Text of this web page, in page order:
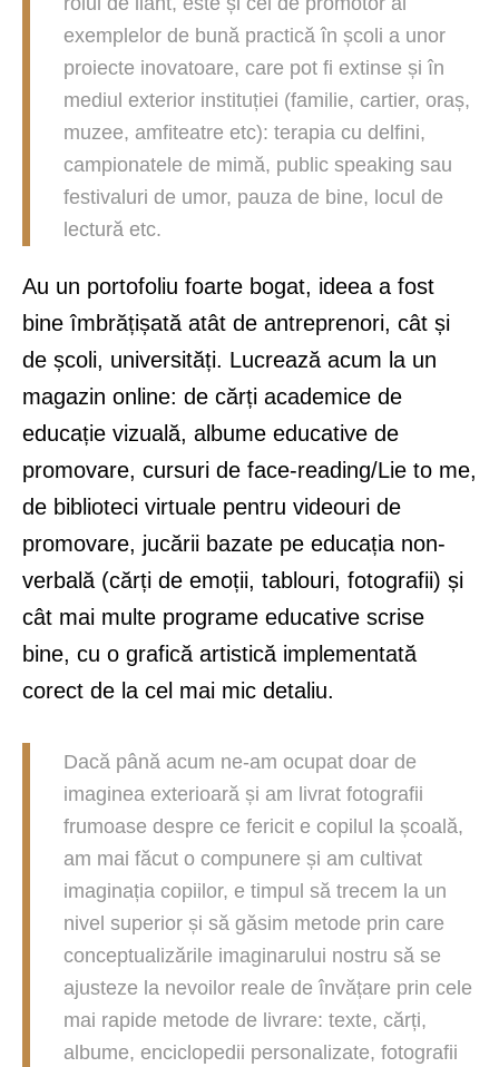
exemplelor de bună practică în școli a unor
proiecte inovatoare, care pot fi extinse și în
mediul exterior instituției (familie, cartier, oraș,
muzee, amfiteatre etc): terapia cu delfini,
campionatele de mimă, public speaking sau
festivaluri de umor, pauza de bine, locul de
lectură etc.
Au un portofoliu foarte bogat, ideea a fost
bine îmbrățișată atât de antreprenori, cât și
de școli, universități. Lucrează acum la un
magazin online: de cărți academice de
educație vizuală, albume educative de
promovare, cursuri de face-reading/Lie to me,
de biblioteci virtuale pentru videouri de
promovare, jucării bazate pe educația non-
verbală (cărți de emoții, tablouri, fotografii) și
cât mai multe programe educative scrise
bine, cu o grafică artistică implementată
corect de la cel mai mic detaliu.
Dacă până acum ne-am ocupat doar de
imaginea exterioară și am livrat fotografii
frumoase despre ce fericit e copilul la școală,
am mai făcut o compunere și am cultivat
imaginația copiilor, e timpul să trecem la un
nivel superior și să găsim metode prin care
conceptualizările imaginarului nostru să se
ajusteze la nevoilor reale de învățare prin cele
mai rapide metode de livrare: texte, cărți,
albume, enciclopedii personalizate, fotografii